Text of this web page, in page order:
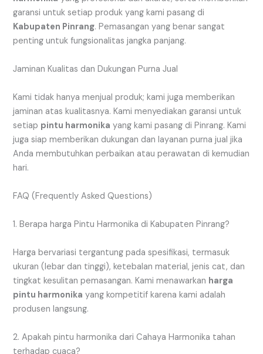
garansi untuk setiap produk yang kami pasang di
Kabupaten Pinrang. Pemasangan yang benar sangat
penting untuk fungsionalitas jangka panjang.
Jaminan Kualitas dan Dukungan Purna Jual
Kami tidak hanya menjual produk; kami juga memberikan
jaminan atas kualitasnya. Kami menyediakan garansi untuk
setiap pintu harmonika yang kami pasang di Pinrang. Kami
juga siap memberikan dukungan dan layanan purna jual jika
Anda membutuhkan perbaikan atau perawatan di kemudian
hari.
FAQ (Frequently Asked Questions)
1. Berapa harga Pintu Harmonika di Kabupaten Pinrang?
Harga bervariasi tergantung pada spesifikasi, termasuk
ukuran (lebar dan tinggi), ketebalan material, jenis cat, dan
tingkat kesulitan pemasangan. Kami menawarkan harga
pintu harmonika yang kompetitif karena kami adalah
produsen langsung.
2. Apakah pintu harmonika dari Cahaya Harmonika tahan
terhadap cuaca?